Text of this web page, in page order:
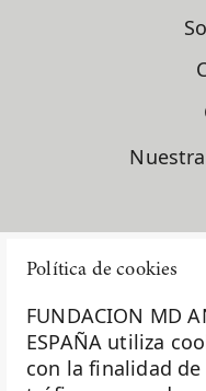
Política de cookies
FUNDACION MD
ESPAÑA utiliza
con la finalidad
La Fundación MD